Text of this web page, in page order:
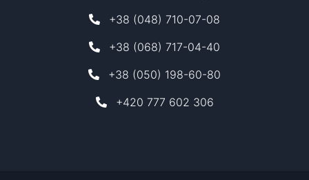
+38 (048) 710-07-08
+38 (068) 717-04-40
+38 (050) 198-60-80
+420 777 602 306